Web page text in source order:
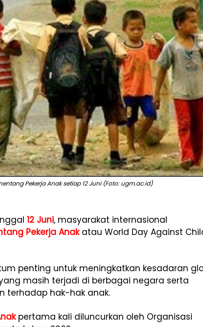
Pekerja Anak setiap 12 Juni (Foto: ugm.ac.id)
12 Juni, masyarakat internasional
Pekerja Anakatau World Day Against
penting untuk meningkatkan kesadaran
masih terjadi di berbagai negara serta
terhadap hak-hak anak.
pertama kali diluncurkan oleh Organisasi